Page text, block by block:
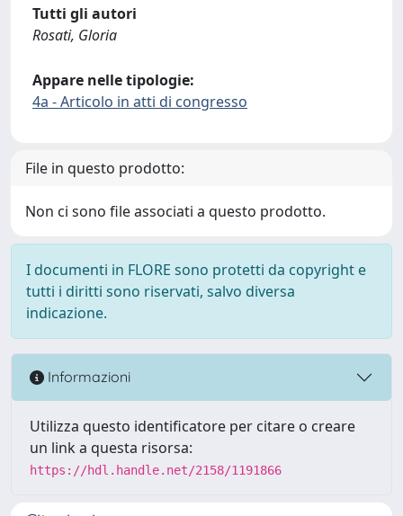
Tutti gli autori
Rosati, Gloria
Appare nelle tipologie:
4a - Articolo in atti di congresso
File in questo prodotto:
Non ci sono file associati a questo prodotto.
I documenti in FLORE sono protetti da copyright e
tutti i diritti sono riservati, salvo diversa
indicazione.
Informazioni
Utilizza questo identificatore per citare o creare
un link a questa risorsa:
https://hdl.handle.net/2158/1191866